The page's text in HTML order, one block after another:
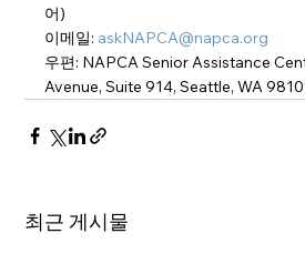
어)
이메일: askNAPCA@napca.org
우편: NAPCA Senior Assistance
Avenue, Suite 914, Seattle, WA
최근 게시물